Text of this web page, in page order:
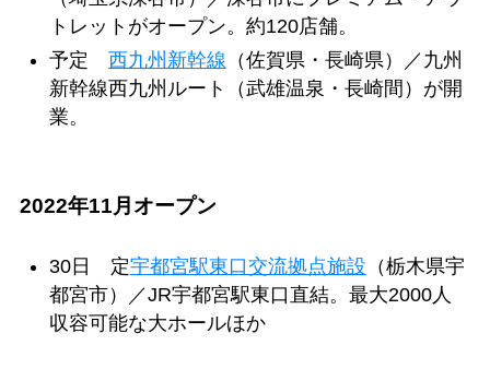
トレットがオープン。約120店舗。
予定 西九州新幹線 （佐賀県・長崎県）／九州
新幹線西九州ルート（武雄温泉・長崎間）が開
業。
2022年11月オープン
30日 定宇都宮駅東口交流拠点施設 （栃木県宇
都宮市）／JR宇都宮駅東口直結。最大2000人
収容可能な大ホールほか